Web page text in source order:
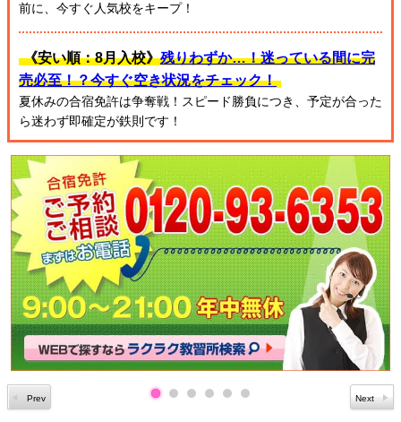
前に、今すぐ人気校をキープ！
《安い順：8月入校》残りわずか…！迷っている間に完
売必至！？今すぐ空き状況をチェック！
夏休みの合宿免許は争奪戦！スピード勝負につき、予定が合った
ら迷わず即確定が鉄則です！